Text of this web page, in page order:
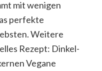
mit wenigen
perfekte
Weitere
Rezept: Dinkel-
Vegane